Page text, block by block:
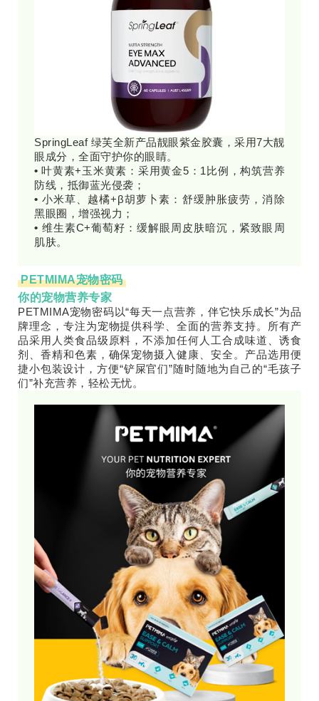
SpringLeaf 绿芙全新产品靓眼紫金胶囊，采用7大靓
眼成分，全面守护你的眼睛。
•叶黄素+玉米黄素：采用黄金5：1比例，构筑营养
防线，抵御蓝光侵袭；
• 小米草、越橘+β胡萝卜素：舒缓肿胀疲劳，消除
黑眼圈，增强视力；
• 维生素C+葡萄籽：缓解眼周皮肤暗沉，紧致眼周
肌肤。
PETMIMA宠物密码
你的宠物营养专家
PETMIMA宠物密码以“每天一点营养，伴它快乐成长”为品
牌理念，专注为宠物提供科学、全面的营养支持。所有产
品采用人类食品级原料，不添加任何人工合成味道、诱食
剂、香精和色素，确保宠物摄入健康、安全。产品选用便
捷小包装设计，方便“铲屎官们”随时随地为自己的“毛孩子
们”补充营养，轻松无忧。